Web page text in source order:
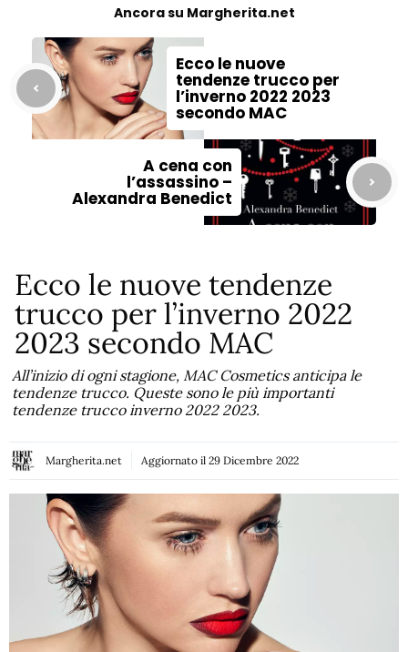
Ancora su Margherita.net
Ecco le nuove
tendenze trucco per
l’inverno 2022 2023
secondo MAC
A cena con
l’assassino –
Alexandra Benedict
Ecco le nuove tendenze
trucco per l’inverno 2022
2023 secondo MAC
All’inizio di ogni stagione, MAC Cosmetics anticipa le
tendenze trucco. Queste sono le più importanti
tendenze trucco inverno 2022 2023.
Margherita.net Aggiornato il 29 Dicembre 2022